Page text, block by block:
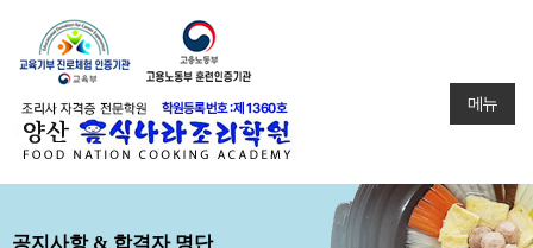
메뉴
공지사항 & 합격자 명단